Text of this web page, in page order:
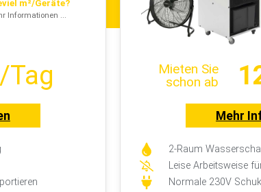
m²/Geräte?
Informationen ...
Tag
Mieten Sie
schon ab
Mehr
2-Raum
Leise Arbeitsweise
Normale 230V